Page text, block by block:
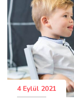
4 Eylül 2021